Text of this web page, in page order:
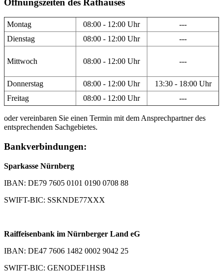
Montag 08:00 - 12:00 Uhr
---
Dienstag
08:00 - 12:00 Uhr ---
Mittwoch 08:00 - 12:00 Uhr ---
Donnerstag 08:00 - 12:00 Uhr
13:30 - 18:00 Uhr
Freitag
08:00 - 12:00 Uhr ---
oder vereinbaren Sie einen Termin mit dem Ansprechpartner des
entsprechenden Sachgebietes.
Bankverbindungen:
Sparkasse Nürnberg
IBAN: DE79 7605 0101 0190 0708 88
SWIFT-BIC: SSKNDE77XXX
Raiffeisenbank im Nürnberger Land eG
IBAN: DE47 7606 1482 0002 9042 25
SWIFT-BIC: GENODEF1HSB